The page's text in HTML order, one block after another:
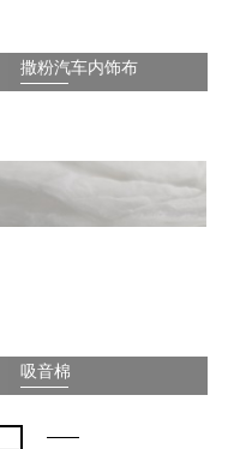
撒粉汽车内饰布
吸音棉